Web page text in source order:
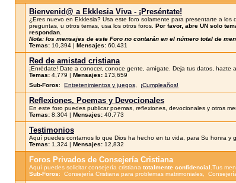
Bienvenid@ a Ekklesia Viva - ¡Preséntate!
¿Eres nuevo en Ekklesia? Usa este foro solamente para presentarte a
preguntas, u otros temas, usa los otros foros. Por favor, abre UN solo
respondan.
Nota: los mensajes de este Foro no contarán en el número total de
Temas: 10,394 | Mensajes: 60,431
Red de amistad cristiana
¡Enrédate! Date a conocer, conoce gente, amígate. Deja tus datos, hazte
Temas: 4,779 | Mensajes: 173,659
Sub-Foros: Entretenimientos y juegos ¡Cumpleaños!
Reflexiones, Poemas y Devocionales
En este foro puedes publicar poemas, reflexiones, devocionales y otros
Temas: 8,304 | Mensajes: 40,773
Testimonios
Aquí puedes contarnos lo que Dios ha hecho en tu vida, para Su honra y
Temas: 1,324 | Mensajes: 12,832
Foros Privados de Consejería Cristiana
Aquí puedes solicitar consejería cristiana totalmente confidencial. Tus
Sub-Foros: Consejería Cristiana para problemas matrimoniales